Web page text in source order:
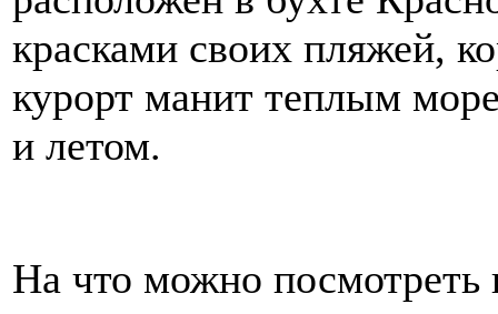
красками своих пляжей,
курорт манит теплым
и летом.
На что можно посмотреть